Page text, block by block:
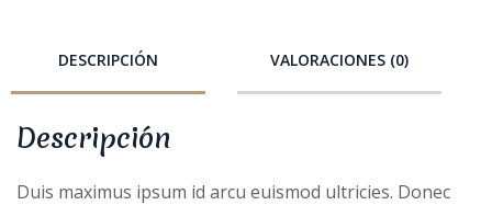
DESCRIPCIÓN VALORACIONES (0)
Descripción
Duis maximus ipsum id arcu euismod ultricies. Donec